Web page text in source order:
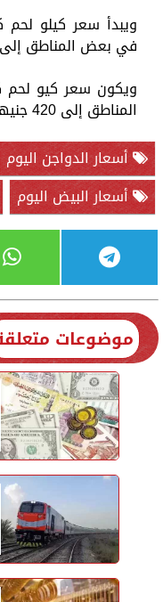
في بعض المناطق إلى 480 جنيها.
المناطق إلى 420 جنيها.
أسعار الدواجن اليوم
أسعار البيض اليوم
موضوعات